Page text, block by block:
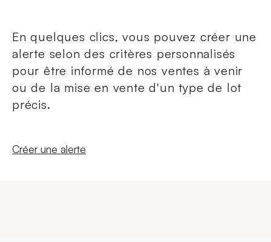
En quelques clics, vous pouvez créer une
alerte selon des critères personnalisés
pour être informé de nos ventes à venir
ou de la mise en vente d'un type de lot
précis.
Nouvelle fenêtre
Créer une alerte